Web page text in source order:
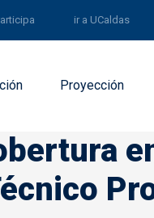
ir a UCaldas
Proyección